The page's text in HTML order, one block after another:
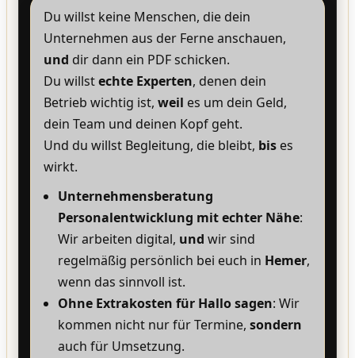
Du willst keine Menschen, die dein
Unternehmen aus der Ferne anschauen,
und dir dann ein PDF schicken.
Du willstechte Experten, denen dein
Betrieb wichtig ist, weil es um dein Geld,
dein Team und deinen Kopf geht.
Und du willst Begleitung, die bleibt, bis es
wirkt.
Unternehmensberatung
Personalentwicklung mit echter Nähe:
Wir arbeiten digital, und wir sind
regelmäßig persönlich bei euch in Hemer,
wenn das sinnvoll ist.
Ohne Extrakosten für Hallo sagen: Wir
kommen nicht nur für Termine, sondern
auch für Umsetzung.